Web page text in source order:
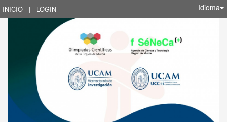
INICIO | LOGIN Idioma